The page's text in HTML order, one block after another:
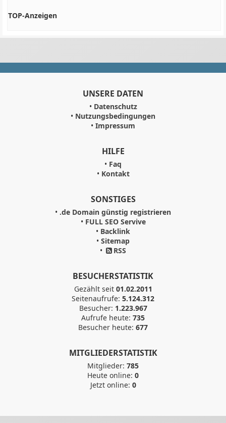
TOP-Anzeigen
UNSERE DATEN
• Datenschutz
• Nutzungsbedingungen
• Impressum
HILFE
• Faq
• Kontakt
SONSTIGES
• .de Domain günstig registrieren
• FULL SEO Servive
• Backlink
• Sitemap
•
RSS
BESUCHERSTATISTIK
Gezählt seit 01.02.2011
Seitenaufrufe: 5.124.312
Besucher: 1.223.967
Aufrufe heute: 735
Besucher heute: 677
MITGLIEDERSTATISTIK
Mitglieder: 785
Heute online: 0
Jetzt online: 0